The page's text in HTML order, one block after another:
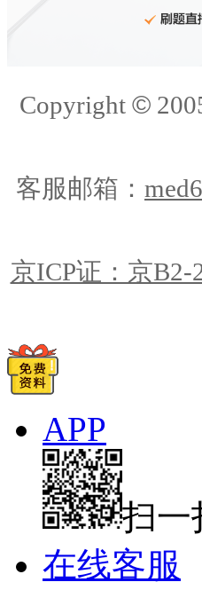
Copyright ©
客服邮箱：
京ICP证：京B2-
APP
扫一
在线客服